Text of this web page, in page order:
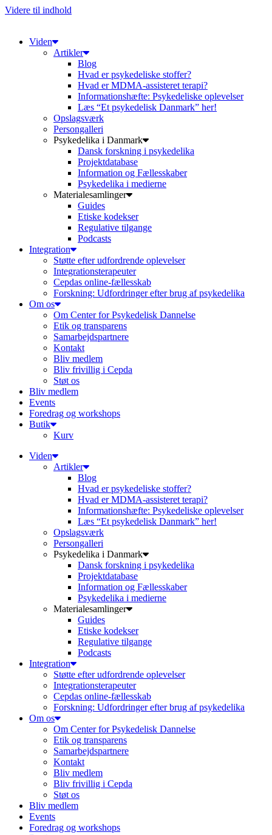
Videre til indhold
Viden
Artikler
Blog
Hvad er psykedeliske stoffer?
Hvad er MDMA-assisteret terapi?
Informationshæfte: Psykedeliske oplevelser
Læs “Et psykedelisk Danmark” her!
Opslagsværk
Persongalleri
Psykedelika i Danmark
Dansk forskning i psykedelika
Projektdatabase
Information og Fællesskaber
Psykedelika i medierne
Materialesamlinger
Guides
Etiske kodekser
Regulative tilgange
Podcasts
Integration
Støtte efter udfordrende oplevelser
Integrationsterapeuter
Cepdas online-fællesskab
Forskning: Udfordringer efter brug af psykedelika
Om os
Om Center for Psykedelisk Dannelse
Etik og transparens
Samarbejdspartnere
Kontakt
Bliv medlem
Bliv frivillig i Cepda
Støt os
Bliv medlem
Events
Foredrag og workshops
Butik
Kurv
Viden
Artikler
Blog
Hvad er psykedeliske stoffer?
Hvad er MDMA-assisteret terapi?
Informationshæfte: Psykedeliske oplevelser
Læs “Et psykedelisk Danmark” her!
Opslagsværk
Persongalleri
Psykedelika i Danmark
Dansk forskning i psykedelika
Projektdatabase
Information og Fællesskaber
Psykedelika i medierne
Materialesamlinger
Guides
Etiske kodekser
Regulative tilgange
Podcasts
Integration
Støtte efter udfordrende oplevelser
Integrationsterapeuter
Cepdas online-fællesskab
Forskning: Udfordringer efter brug af psykedelika
Om os
Om Center for Psykedelisk Dannelse
Etik og transparens
Samarbejdspartnere
Kontakt
Bliv medlem
Bliv frivillig i Cepda
Støt os
Bliv medlem
Events
Foredrag og workshops